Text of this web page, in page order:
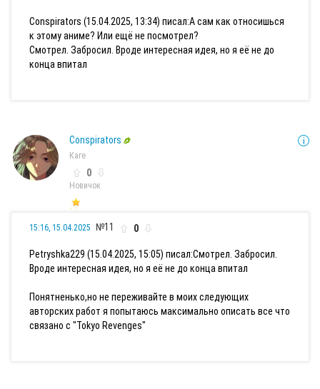
Conspirators (15.04.2025, 13:34) писал:А сам как относишься
к этому аниме? Или ещё не посмотрел?
Смотрел. Забросил. Вроде интересная идея, но я её не до
конца впитал
Conspirators
Каге
0
Новичок
15:16, 15.04.2025 №11 0
Petryshka229 (15.04.2025, 15:05) писал:Смотрел. Забросил.
Вроде интересная идея, но я её не до конца впитал
Понятненько,но не переживайте в моих следующих
авторских работ я попытаюсь максимально описать все что
связано с "Tokyo Revenges"